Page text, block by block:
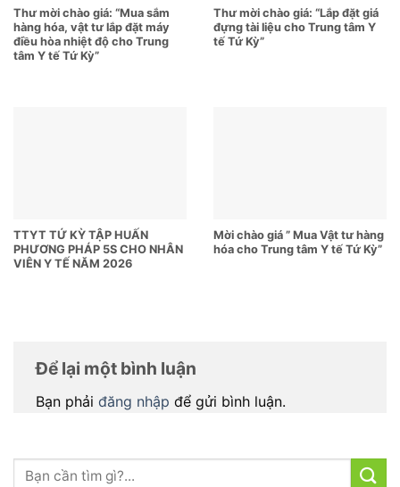
Thư mời chào giá: “Mua sắm
hàng hóa, vật tư lắp đặt máy
điều hòa nhiệt độ cho Trung
tâm Y tế Tứ Kỳ”
Thư mời chào giá: “Lắp đặt giá
đựng tài liệu cho Trung tâm Y
tế Tứ Kỳ”
TTYT TỨ KỲ TẬP HUẤN
PHƯƠNG PHÁP 5S CHO NHÂN
VIÊN Y TẾ NĂM 2026
Mời chào giá ” Mua Vật tư hàng
hóa cho Trung tâm Y tế Tứ Kỳ”
Để lại một bình luận
Bạn phải đăng nhập để gửi bình luận.